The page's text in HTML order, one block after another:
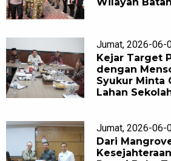
Jumat, 2026-06-
Kejar Target
dengan
Syukur Minta
Lahan
Jumat, 2026-06-
Dari